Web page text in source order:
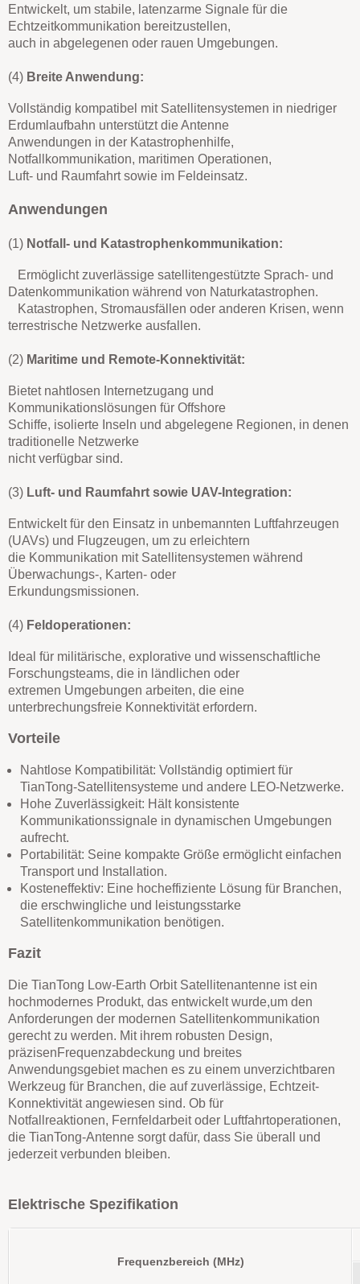
Entwickelt, um stabile, latenzarme Signale für die
Echtzeitkommunikation bereitzustellen,
auch in abgelegenen oder rauen Umgebungen.
(4) Breite Anwendung:
Vollständig kompatibel mit Satellitensystemen in niedriger
Erdumlaufbahn unterstützt die Antenne
Anwendungen in der Katastrophenhilfe,
Notfallkommunikation, maritimen Operationen,
Luft- und Raumfahrt sowie im Feldeinsatz.
Anwendungen
(1) Notfall- und Katastrophenkommunikation:
Ermöglicht zuverlässige satellitengestützte Sprach- und
Datenkommunikation während von Naturkatastrophen.
Katastrophen, Stromausfällen oder anderen Krisen, wenn
terrestrische Netzwerke ausfallen.
(2) Maritime und Remote-Konnektivität:
Bietet nahtlosen Internetzugang und
Kommunikationslösungen für Offshore
Schiffe, isolierte Inseln und abgelegene Regionen, in denen
traditionelle Netzwerke
nicht verfügbar sind.
(3) Luft- und Raumfahrt sowie UAV-Integration:
Entwickelt für den Einsatz in unbemannten Luftfahrzeugen
(UAVs) und Flugzeugen, um zu erleichtern
die Kommunikation mit Satellitensystemen während
Überwachungs-, Karten- oder
Erkundungsmissionen.
(4) Feldoperationen:
Ideal für militärische, explorative und wissenschaftliche
Forschungsteams, die in ländlichen oder
extremen Umgebungen arbeiten, die eine
unterbrechungsfreie Konnektivität erfordern.
Vorteile
Nahtlose Kompatibilität: Vollständig optimiert für
TianTong-Satellitensysteme und andere LEO-Netzwerke.
Hohe Zuverlässigkeit: Hält konsistente
Kommunikationssignale in dynamischen Umgebungen
aufrecht.
Portabilität: Seine kompakte Größe ermöglicht einfachen
Transport und Installation.
Kosteneffektiv: Eine hocheffiziente Lösung für Branchen,
die erschwingliche und leistungsstarke
Satellitenkommunikation benötigen.
Fazit
Die TianTong Low-Earth Orbit Satellitenantenne ist ein
hochmodernes Produkt, das entwickelt wurde,um den
Anforderungen der modernen Satellitenkommunikation
gerecht zu werden. Mit ihrem robusten Design,
präzisenFrequenzabdeckung und breites
Anwendungsgebiet machen es zu einem unverzichtbaren
Werkzeug für Branchen, die auf zuverlässige, Echtzeit-
Konnektivität angewiesen sind. Ob für
Notfallreaktionen, Fernfeldarbeit oder Luftfahrtoperationen,
die TianTong-Antenne sorgt dafür, dass Sie überall und
jederzeit verbunden bleiben.
Elektrische Spezifikation
Frequenzbereich (MHz)